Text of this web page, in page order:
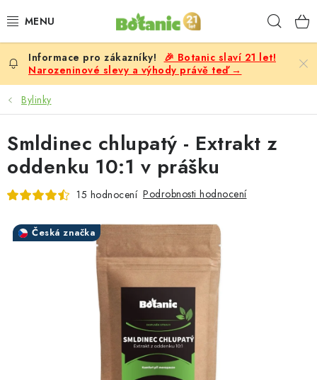
na
PREMIUM
DOPLŇKY STRAVY
CÍLE
POTRAVINY, NÁPOJE
BESTSELLERY
🎉 Botanic slaví 21 let!
Narozeninové slevy a výhody právě teď →
Bylinky
Smldinec chlupatý - Extrakt z
oddenku 10:1 v prášku
15 hodnocení Podrobnosti hodnocení
Česká značka